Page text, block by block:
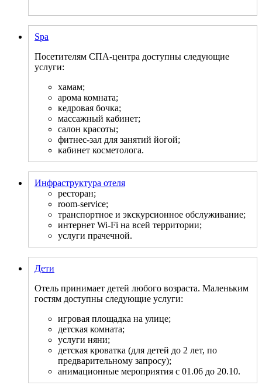
Spa
Посетителям СПА-центра доступны следующие
услуги:
хамам;
арома комната;
кедровая бочка;
массажный кабинет;
салон красоты;
фитнес-зал для занятий йогой;
кабинет косметолога.
Инфраструктура отеля
ресторан;
room-service;
транспортное и экскурсионное обслуживание;
интернет Wi-Fi на всей территории;
услуги прачечной.
Дети
Отель принимает детей любого возраста. Маленьким
гостям доступны следующие услуги:
игровая площадка на улице;
детская комната;
услуги няни;
детская кроватка (для детей до 2 лет, по
предварительному запросу);
анимационные мероприятия с 01.06 до 20.10.